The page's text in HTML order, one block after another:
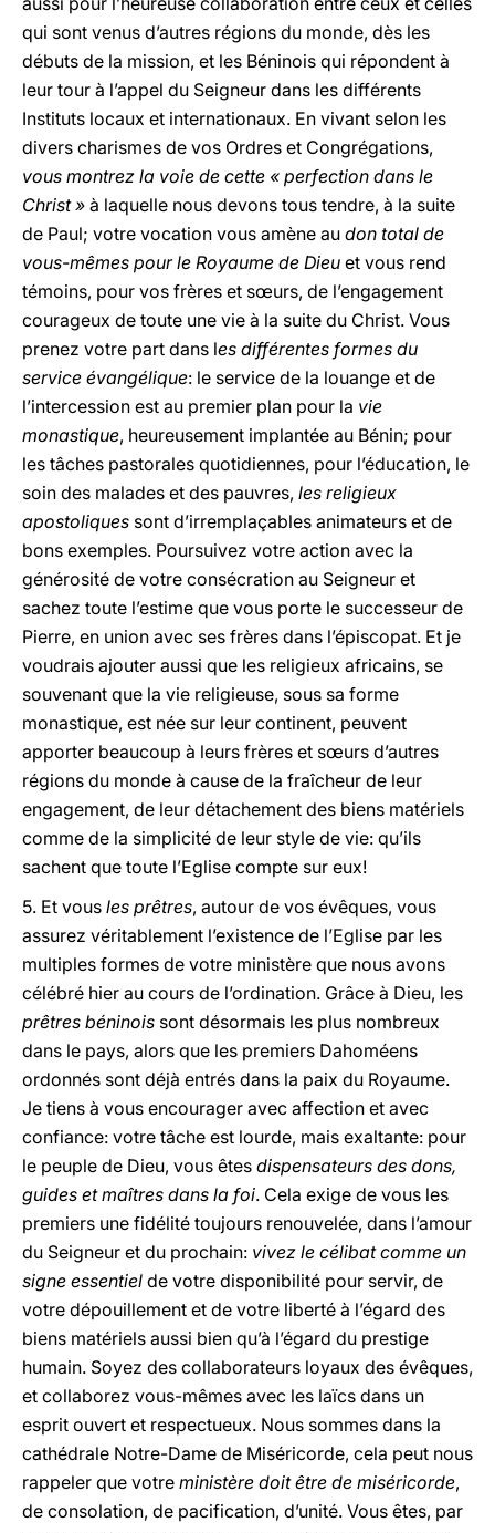
qui sont venus d’autres régions du monde, dès les
débuts de la mission, et les Béninois qui répondent à
leur tour à l’appel du Seigneur dans les différents
Instituts locaux et internationaux. En vivant selon les
divers charismes de vos Ordres et Congrégations,
vous montrez la voie de cette « perfection dans le
Christ » à laquelle nous devons tous tendre, à la suite
de Paul; votre vocation vous amène au don total de
vous-mêmes pour le Royaume de Dieu et vous rend
témoins, pour vos frères et sœurs, de l’engagement
courageux de toute une vie à la suite du Christ. Vous
prenez votre part dans les différentes formes du
service évangélique: le service de la louange et de
l’intercession est au premier plan pour la vie
monastique, heureusement implantée au Bénin; pour
les tâches pastorales quotidiennes, pour l’éducation, le
soin des malades et des pauvres, les religieux
apostoliques sont d’irremplaçables animateurs et de
bons exemples. Poursuivez votre action avec la
générosité de votre consécration au Seigneur et
sachez toute l’estime que vous porte le successeur de
Pierre, en union avec ses frères dans l’épiscopat. Et je
voudrais ajouter aussi que les religieux africains, se
souvenant que la vie religieuse, sous sa forme
monastique, est née sur leur continent, peuvent
apporter beaucoup à leurs frères et sœurs d’autres
régions du monde à cause de la fraîcheur de leur
engagement, de leur détachement des biens matériels
comme de la simplicité de leur style de vie: qu’ils
sachent que toute l’Eglise compte sur eux!
5. Et vous les prêtres, autour de vos évêques, vous
assurez véritablement l’existence de l’Eglise par les
multiples formes de votre ministère que nous avons
célébré hier au cours de l’ordination. Grâce à Dieu, les
prêtres béninois sont désormais les plus nombreux
dans le pays, alors que les premiers Dahoméens
ordonnés sont déjà entrés dans la paix du Royaume.
Je tiens à vous encourager avec affection et avec
confiance: votre tâche est lourde, mais exaltante: pour
le peuple de Dieu, vous êtes dispensateurs des dons,
guides et maîtres dans la foi. Cela exige de vous les
premiers une fidélité toujours renouvelée, dans l’amour
du Seigneur et du prochain: vivez le célibat comme un
signe essentiel de votre disponibilité pour servir, de
votre dépouillement et de votre liberté à l’égard des
biens matériels aussi bien qu’à l’égard du prestige
humain. Soyez des collaborateurs loyaux des évêques,
et collaborez vous-mêmes avec les laïcs dans un
esprit ouvert et respectueux. Nous sommes dans la
cathédrale Notre-Dame de Miséricorde, cela peut nous
rappeler que votre ministère doit être de miséricorde,
de consolation, de pacification, d’unité. Vous êtes, par